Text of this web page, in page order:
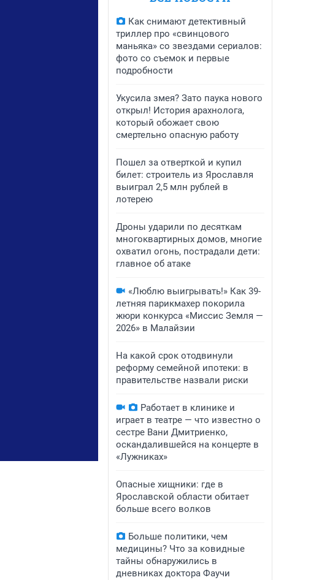
Как снимают детективный
триллер про «свинцового
маньяка» со звездами сериалов:
фото со съемок и первые
подробности
Укусила змея? Зато паука нового
открыл! История арахнолога,
который обожает свою
смертельно опасную работу
Пошел за отверткой и купил
билет: строитель из Ярославля
выиграл 2,5 млн рублей в
лотерею
Дроны ударили по десяткам
многоквартирных домов, многие
охватил огонь, пострадали дети:
главное об атаке
«Люблю выигрывать!» Как 39-
летняя парикмахер покорила
жюри конкурса «Миссис Земля —
2026» в Малайзии
На какой срок отодвинули
реформу семейной ипотеки: в
правительстве назвали риски
Работает в клинике и
играет в театре — что известно о
сестре Вани Дмитриенко,
оскандалившейся на концерте в
«Лужниках»
Опасные хищники: где в
Ярославской области обитает
больше всего волков
Больше политики, чем
медицины? Что за ковидные
тайны обнаружились в
дневниках доктора Фаучи